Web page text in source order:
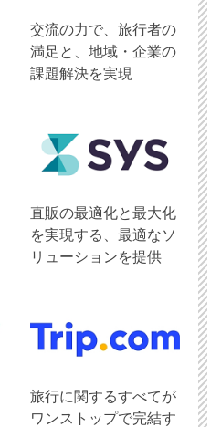
交流の力で、旅行者の
満足と、地域・企業の
課題解決を実現
直販の最適化と最大化
を実現する、最適なソ
リューションを提供
旅行に関するすべてが
ワンストップで完結す